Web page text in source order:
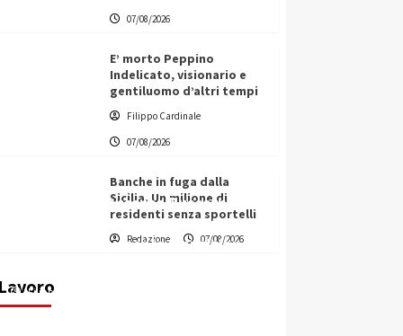
07/08/2026
E’ morto Peppino
Indelicato, visionario e
gentiluomo d’altri tempi
Filippo Cardinale
07/08/2026
Banche in fuga dalla
Sicilia. Un milione di
residenti senza sportelli
Redazione 07/08/2026
Lavoro
L’ingegnere saccense Buscarnera
partner chiave di un progetto
transnazionale per la transizione
Filippo Cardinale